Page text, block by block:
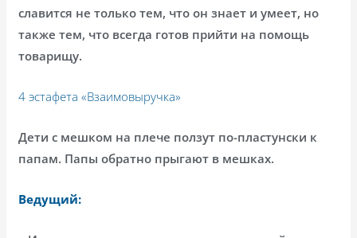
славится не только тем, что он знает и умеет, но
также тем, что всегда готов прийти на помощь
товарищу.
4 эстафета «Взаимовыручка»
Дети с мешком на плече ползут по-пластунски к
папам. Папы обратно прыгают в мешках.
Ведущий: